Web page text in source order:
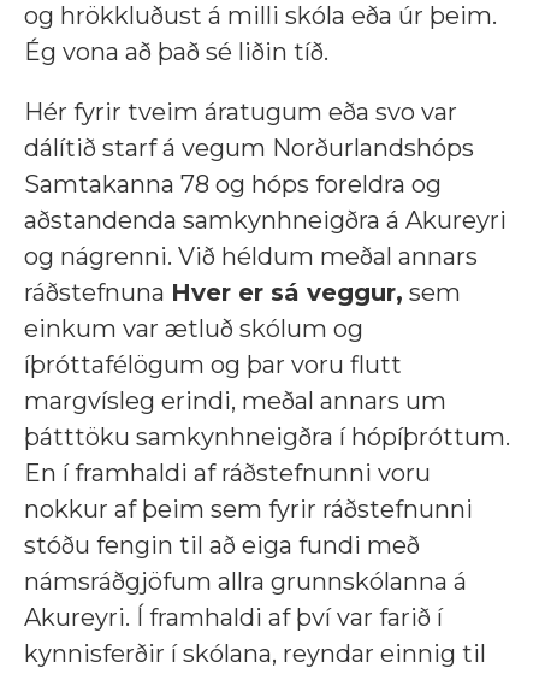
og hrökkluðust á milli skóla eða úr þeim.
Ég vona að það sé liðin tíð.
Hér fyrir tveim áratugum eða svo var
dálítið starf á vegum Norðurlandshóps
Samtakanna 78 og hóps foreldra og
aðstandenda samkynhneigðra á Akureyri
og nágrenni. Við héldum meðal annars
ráðstefnuna Hver er sá veggur, sem
einkum var ætluð skólum og
íþróttafélögum og þar voru flutt
margvísleg erindi, meðal annars um
þátttöku samkynhneigðra í hópíþróttum.
En í framhaldi af ráðstefnunni voru
nokkur af þeim sem fyrir ráðstefnunni
stóðu fengin til að eiga fundi með
námsráðgjöfum allra grunnskólanna á
Akureyri. Í framhaldi af því var farið í
kynnisferðir í skólana, reyndar einnig til